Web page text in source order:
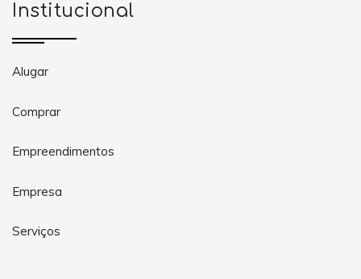
Institucional
Alugar
Comprar
Empreendimentos
Empresa
Serviços